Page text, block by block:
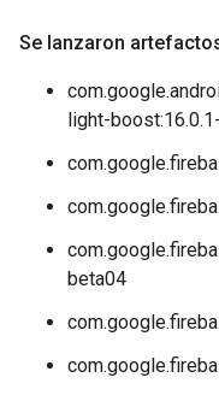
Se lanzaron
light-
beta04